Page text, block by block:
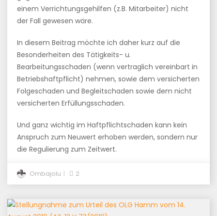
einem Verrichtungsgehilfen (z.B. Mitarbeiter) nicht
der Fall gewesen wäre.
In diesem Beitrag möchte ich daher kurz auf die
Besonderheiten des Tätigkeits- u.
Bearbeitungsschaden (wenn vertraglich vereinbart in
Betriebshaftpflicht) nehmen, sowie dem versicherten
Folgeschaden und Begleitschaden sowie dem nicht
versicherten Erfüllungsschaden.
Und ganz wichtig im Haftpflichtschaden kann kein
Anspruch zum Neuwert erhoben werden, sondern nur
die Regulierung zum Zeitwert.
Ombajolu 2